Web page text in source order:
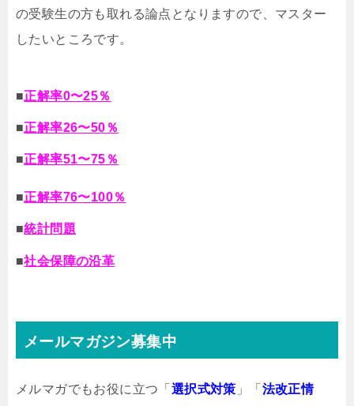
の受験生の方も取れる論点となりますので、マスター
したいところです。
■正解率0〜25％
■正解率26〜50％
■正解率51〜75％
■正解率76〜100％
■統計問題
■社会保障の沿革
メールマガジン募集中
メルマガでもお役に立つ「 選択式対策 」「 法改正情